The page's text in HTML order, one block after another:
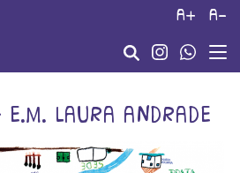
a+ a-
e.m. laura andrade